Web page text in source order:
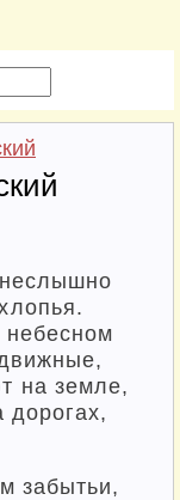
на земле,
дорогах,
забытьи,